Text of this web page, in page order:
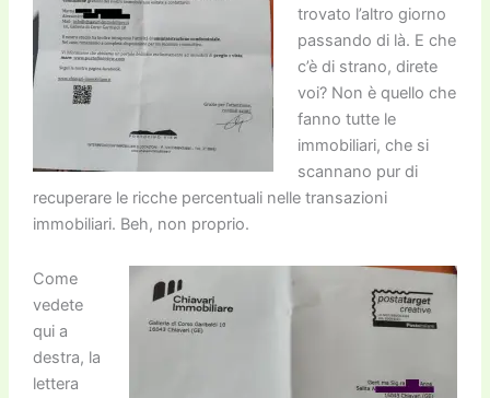
trovato l’altro giorno
passando di là. E che
c’è di strano, direte
voi? Non è quello che
fanno tutte le
immobiliari, che si
scannano pur di
recuperare le ricche percentuali nelle transazioni
immobiliari. Beh, non proprio.
Come
vedete
qui a
destra, la
lettera